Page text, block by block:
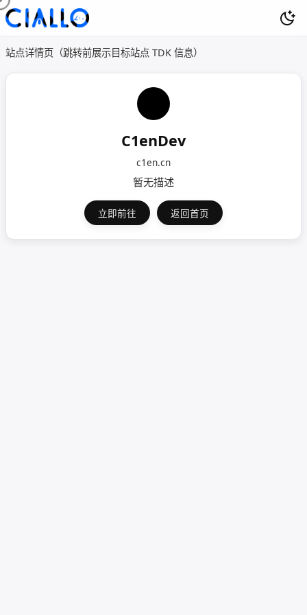
站点详情页（跳转前展示目标站点 TDK 信息）
C1enDev
c1en.cn
暂无描述
立即前往 返回首页